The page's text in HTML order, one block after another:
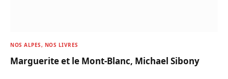
NOS ALPES, NOS LIVRES
Marguerite et le Mont-Blanc, Michael Sibony